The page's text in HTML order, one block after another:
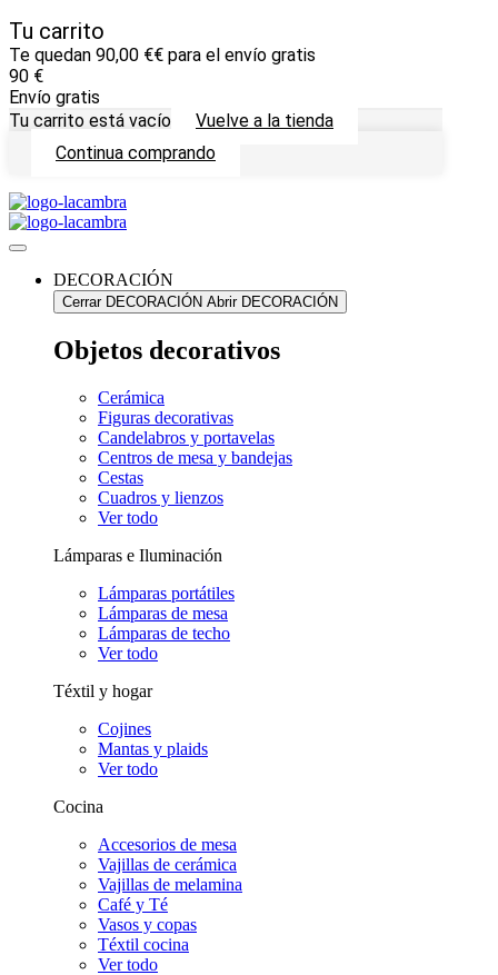
Tu carrito
Te quedan 90,00 €€ para el envío gratis
90 €
Envío gratis
Tu carrito está vacío
Vuelve a la tienda
Continua comprando
Ir
al
contenido
DECORACIÓN
Cerrar DECORACIÓN Abrir DECORACIÓN
Objetos decorativos
Cerámica
Figuras decorativas
Candelabros y portavelas
Centros de mesa y bandejas
Cestas
Cuadros y lienzos
Ver todo
Lámparas e Iluminación
Lámparas portátiles
Lámparas de mesa
Lámparas de techo
Ver todo
Téxtil y hogar
Cojines
Mantas y plaids
Ver todo
Cocina
Accesorios de mesa
Vajillas de cerámica
Vajillas de melamina
Café y Té
Vasos y copas
Téxtil cocina
Ver todo